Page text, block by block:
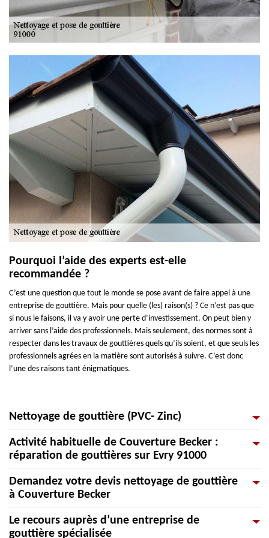
Pourquoi l’aide des experts est-elle
recommandée ?
C’est une question que tout le monde se pose avant de faire appel à une
entreprise de gouttière. Mais pour quelle (les) raison(s) ? Ce n’est pas que
si nous le faisons, il va y avoir une perte d’investissement. On peut bien y
arriver sans l’aide des professionnels. Mais seulement, des normes sont à
respecter dans les travaux de gouttières quels qu’ils soient, et que seuls les
professionnels agrées en la matière sont autorisés à suivre. C’est donc
l’une des raisons tant énigmatiques.
Nettoyage de gouttière (PVC- Zinc)
L'entretien et le nettoyage des gouttières s'effectuent une à deux fois par
an pour qu'elles conservent leur efficacité. Alors que l’entretien des
entretenue induit un débordement qui vient endommager les murs et toits
environnants. Lors de cet entretien, les embranchements, les connecteurs
déloge les feuilles mortes qui se retrouvent dans les coudes et empêchent
l’évacuation de l’eau. Contactez-nous afin d’évaluer l’état de vos
Activité habituelle de Couverture Becker :
réparation de gouttières sur Evry 91000
Pour réparer les gouttières, vous pouvez choisir notre entreprise
Couverture Becker afin de bien soigner les dommages sur votre gouttière.
changer en une nouvelle afin de préserver la toiture en bon état. Nos
professionnels ont les outils adaptés qui garantissent une réparation
Demandez votre devis nettoyage de gouttière
à Couverture Becker
Il est normal de dépenser une somme assez énorme pour faire un
nettoyage de gouttière avec une entreprise dédiée. C’est une dépense qui
Le recours auprès d’une entreprise de
gouttière spécialisée